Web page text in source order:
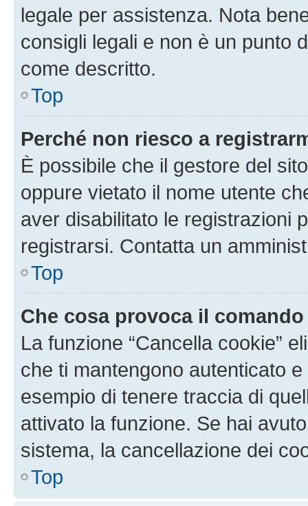
legale per assistenza. Nota
consigli legali e non è un punto
come descritto.
Top
Perché non riesco a
È possibile che il gestore del
oppure vietato il nome utente
aver disabilitato le registrazioni
registrarsi. Contatta un
Top
Che cosa provoca il
La funzione “Cancella cookie”
che ti mantengono autenticato
esempio di tenere traccia di
attivato la funzione. Se hai
sistema, la cancellazione dei
Top